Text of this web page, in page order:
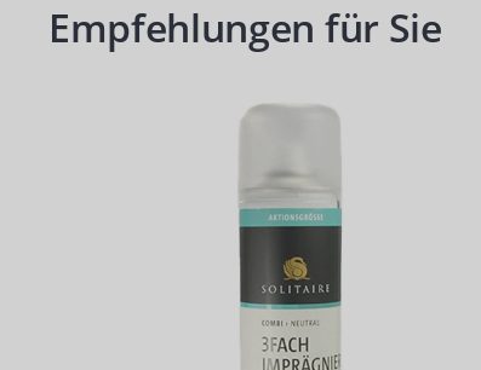
Produktgalerie überspringen
Empfehlungen für Sie